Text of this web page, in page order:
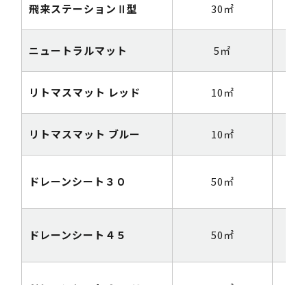
飛来ステーションⅡ型 30㎡
ニュートラルマット 5㎡
リトマスマット レッド 10㎡
リトマスマット ブルー 10㎡
ドレーンシート３０ 50㎡
ドレーンシート４５ 50㎡